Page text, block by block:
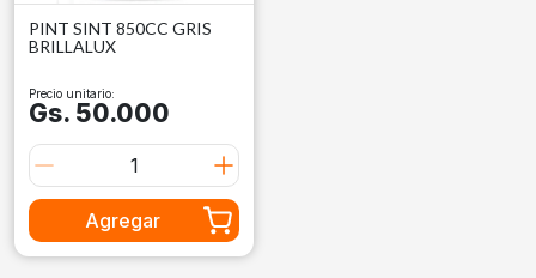
PINT SINT 850CC GRIS
BRILLALUX
Precio unitario:
Gs. 50.000
Agregar